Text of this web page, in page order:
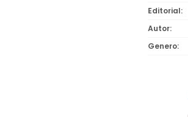
Editorial
Autor
Genero